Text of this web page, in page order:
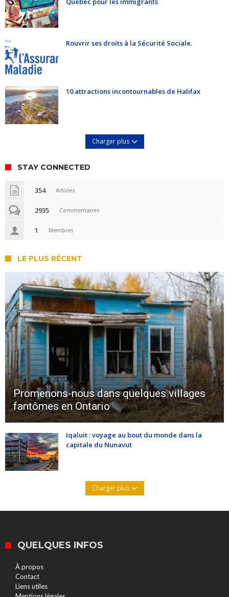
Rouvrir ses droits à la Sécurité Sociale.
10 attractions incontournables de Halifax
Charger plus
STAY CONNECTED
354 Articles
2935 Commentaires
1 Membres
LE PLUS RÉCENT
Promenons-nous dans quelques villages
fantômes en Ontario
Iqaluit : voyage au bout du monde dans la
capitale du Nunavut
Charger plus
QUELQUES INFOS
À propos
Contact
Liens utiles